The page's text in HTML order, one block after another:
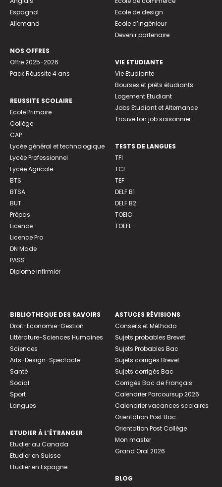
Espagnol
Allemand
NOS OFFRES
Offre 2025-2026
Pack Réussite 4 ans
REUSSITE SCOLAIRE
Ecole Primaire
Collège
CAP
Lycée général et technologique
Lycée Professionnel
Lycée Agricole
BTS
BTSA
BUT
Prépas
Licence
Licence Pro
DN Made
PASS
Diplome infirmier
Ecole de design
Ecole d’ingénieur
Devenir partenaire
VIE ETUDIANTE
Vie Etudiante
Bourses et prêts étudiants
Logement Etudiant
Jobs Etudiant et Alternance
Trouve ton job saisonnier
TESTS DE LANGUES
TFI
TCF
TEF
DELF B1
DELF B2
TOEIC
TOEFL
BIBLIOTHEQUE DES SAVOIRS
Droit-Economie-Gestion
Littérature-Sciences Humaines
Sciences
Arts-Design-Spectacle
Santé
Social
Sport
Langues
ETUDIER À L’ÉTRANGER
Etudier au Canada
Etudier en Suisse
Etudier en Espagne
ASTUCES RÉVISIONS
Conseils et Méthodo
Sujets probables Brevet
Sujets Probables Bac
Sujets corrigés Brevet
Sujets corrigés Bac
Corrigés Bac de Français
Calendrier Parcoursup 2026
Calendrier vacances scolaires
Orientation Post Bac
Orientation Post Collège
Mon master
Grand Oral 2026
BLOG